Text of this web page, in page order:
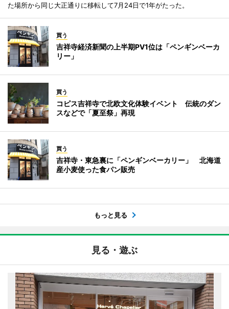
た場所から同じ大正通りに移転して7月24日で1年がたった。
買う
吉祥寺経済新聞の上半期PV1位は「ペンギンベーカ
リー」
買う
コピス吉祥寺で北欧文化体験イベント 伝統のダン
スなどで「夏至祭」再現
買う
吉祥寺・東急裏に「ペンギンベーカリー」 北海道
産小麦使った食パン販売
もっと見る
見る・遊ぶ